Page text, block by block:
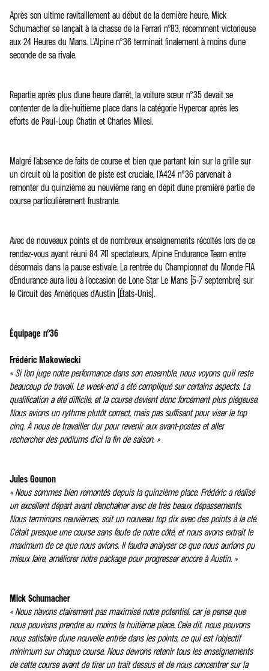
Après son ultime ravitaillement au début de la dernière heure, Mick
Schumacher se lançait à la chasse de la Ferrari n°83, récemment victorieuse
aux 24 Heures du Mans. L'Alpine n°36 terminait finalement à moins d'une
seconde de sa rivale.
Repartie après plus d'une heure d'arrêt, la voiture sœur n°35 devait se
contenter de la dix-huitième place dans la catégorie Hypercar après les
efforts de Paul-Loup Chatin et Charles Milesi.
Malgré l'absence de faits de course et bien que partant loin sur la grille sur
un circuit où la position de piste est cruciale, l'A424 n°36 parvenait à
remonter du quinzième au neuvième rang en dépit d'une première partie de
course particulièrement frustrante.
Avec de nouveaux points et de nombreux enseignements récoltés lors de ce
rendez-vous ayant réuni 84 741 spectateurs, Alpine Endurance Team entre
désormais dans la pause estivale. La rentrée du Championnat du Monde FIA
d'Endurance aura lieu à l'occasion de Lone Star Le Mans (5-7 septembre) sur
le Circuit des Amériques d'Austin (États-Unis).
Équipage n°36
Frédéric Makowiecki
« Si l'on juge notre performance dans son ensemble, nous voyons qu'il reste
beaucoup de travail. Le week-end a été compliqué sur certains aspects. La
qualification a été difficile, et la course devient donc forcément plus piégeuse.
Nous avions un rythme plutôt correct, mais pas suffisant pour viser le top
cinq. À nous de travailler dur pour revenir aux avant-postes et aller
rechercher des podiums d'ici la fin de saison. »
Jules Gounon
« Nous sommes bien remontés depuis la quinzième place. Frédéric a réalisé
un excellent départ avant d'enchaîner avec de très beaux dépassements.
Nous terminons neuvièmes, soit un nouveau top dix avec des points à la clé.
C'était presque une course sans faute de notre côté, et nous avons extrait le
maximum de ce que nous avions. Il faudra analyser ce que nous aurions pu
mieux faire, améliorer notre package pour progresser encore à Austin. »
Mick Schumacher
« Nous n'avons clairement pas maximisé notre potentiel, car je pense que
nous pouvions prendre au moins la huitième place. Cela dit, nous pouvons
nous satisfaire d'une nouvelle entrée dans les points, ce qui est l'objectif
minimum sur chaque course. Nous devrons retenir tous les enseignements
de cette course avant de tirer un trait dessus et de nous concentrer sur la